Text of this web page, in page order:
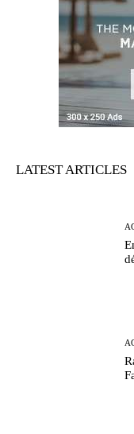
LATEST ARTICLES